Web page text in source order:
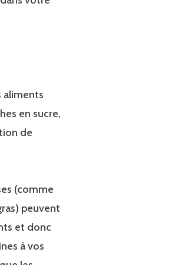
aliments
en sucre,
de
(comme
peuvent
et donc
à vos